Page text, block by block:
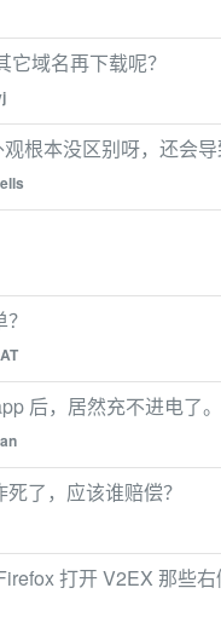
域名再下载呢？
根本没区别呀，还会导
后，居然充不进电了。
了，应该谁赔偿？
打开 V2EX 那些右